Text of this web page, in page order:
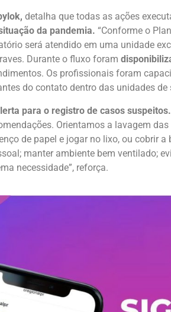
detalha que todas as ações
da pandemia. “Conforme o
será atendido em uma unidade
Durante o fluxo foram
Os profissionais foram
do contato dentro das unidades de
para o registro de casos suspeitos.
Orientamos a lavagem
de papel e jogar no lixo, ou cobrir
manter ambiente bem ventilado;
necessidade”, reforça.